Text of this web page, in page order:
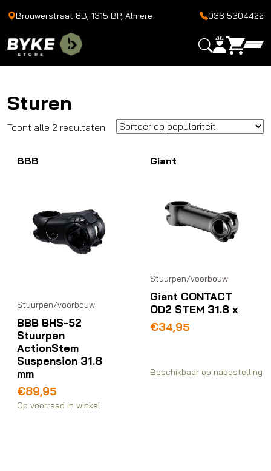
Brouwerstraat 8B, 1315 BP, Almere 036 5304422
Sturen
Toont alle 2 resultaten Gesorteerd
populariteit
BBB
Stuurpen/voorbouw
BBB BHS-52
Stuurpen
ActionStem
Suspension 31.8
mm
€89,95
Op voorraad in winkel
Giant
Stuurpen/voorbouw
Giant CONTACT
OD2 STEM 31.8 x
€34,95
Beschikbaar op nabestelling